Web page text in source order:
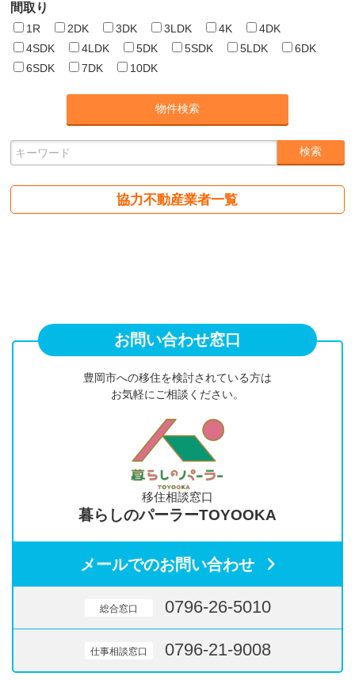
間取り
1R 2DK 3DK 3LDK 4K
4DK
4SDK
4LDK 5DK 5SDK 5LDK
6DK
6SDK
7DK 10DK
協力不動産業者一覧
お問い合わせ窓口
豊岡市への移住を検討されている方は
お気軽にご相談ください。
移住相談窓口
暮らしのパーラーTOYOOKA
メールでのお問い合わせ
総合窓口 0796-26-5010
仕事相談窓口 0796-21-9008